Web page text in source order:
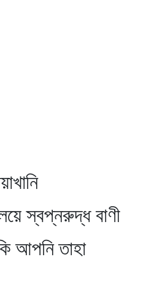
স্বপ্নরুদ্ধ বাণী
তাহা